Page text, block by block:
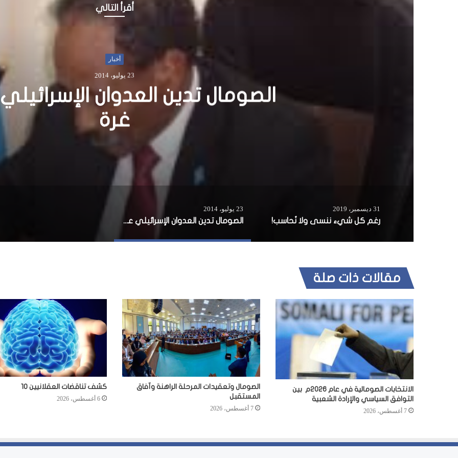
أقرأ التالي
أخبار
رغم كل شيء ننسى ولا
31 ديسمبر، 2019
رغم كل شيء ننسى ولا نُحاسب!
23 يوليو، 2014
الصومال تدين العدوان الإسرائيلي على غرة
مقالات ذات صلة
الانتخابات الصومالية في عام 2026م بين
التوافق السياسي والإرادة الشعبية
7 أغسطس، 2026
الصومال وتعقيدات المرحلة الراهنة وآفاق
المستقبل
7 أغسطس، 2026
كشف تناقضات العقلانيين 10
6 أغسطس، 2026